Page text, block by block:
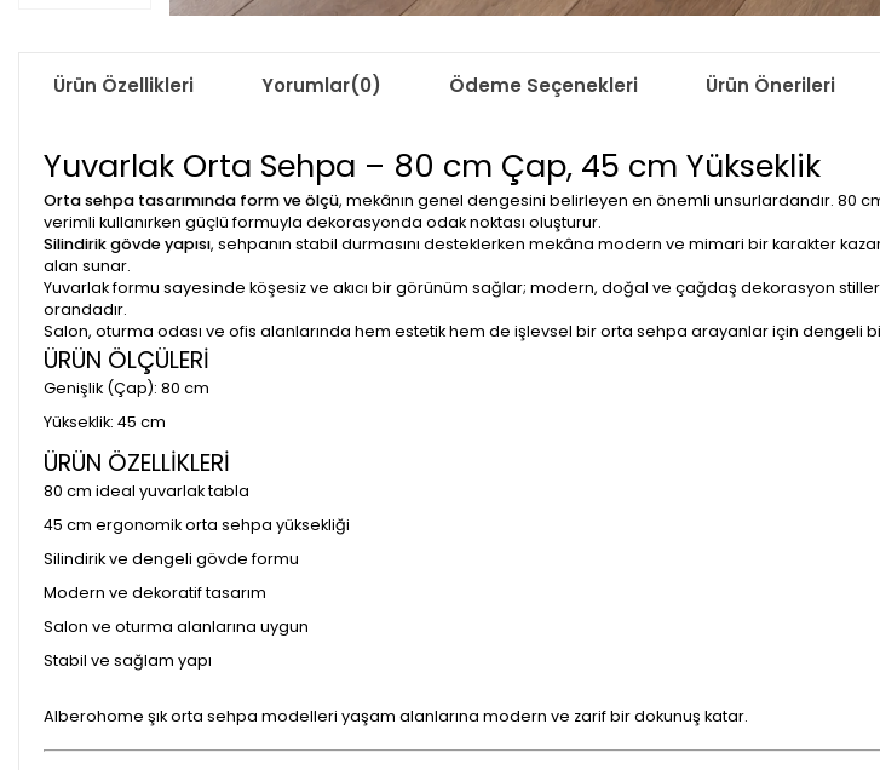
Ürün Özellikleri Yorumlar(0) Ödeme Seçenekleri Ürün Önerileri
Yuvarlak Orta Sehpa – 80 cm Çap, 45 cm Yükseklik
Orta sehpa tasarımında form ve ölçü, mekânın genel dengesini belirleyen en önemli unsurlardandır. 80
verimli kullanırken güçlü formuyla dekorasyonda odak noktası oluşturur.
Silindirik gövde yapısı, sehpanın stabil durmasını desteklerken mekâna modern ve mimari bir karakter
alan sunar.
Yuvarlak formu sayesinde köşesiz ve akıcı bir görünüm sağlar; modern, doğal ve çağdaş dekorasyon
orandadır.
Salon, oturma odası ve ofis alanlarında hem estetik hem de işlevsel bir orta sehpa arayanlar için dengeli
ÜRÜN ÖLÇÜLERİ
Genişlik (Çap): 80 cm
Yükseklik: 45 cm
ÜRÜN ÖZELLİKLERİ
80 cm ideal yuvarlak tabla
45 cm ergonomik orta sehpa yüksekliği
Silindirik ve dengeli gövde formu
Modern ve dekoratif tasarım
Salon ve oturma alanlarına uygun
Stabil ve sağlam yapı
Alberohome şık orta sehpa modelleri yaşam alanlarına modern ve zarif bir dokunuş katar.